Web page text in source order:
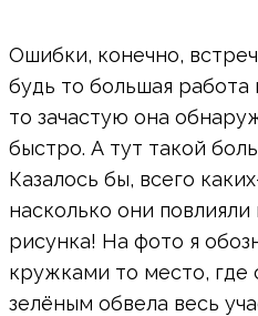
Ошибки, конечно,
будь то большая работа
то зачастую она
быстро. А тут такой
Казалось бы, всего
насколько они
рисунка! На фото я
кружками то место, где
зелёным обвела весь